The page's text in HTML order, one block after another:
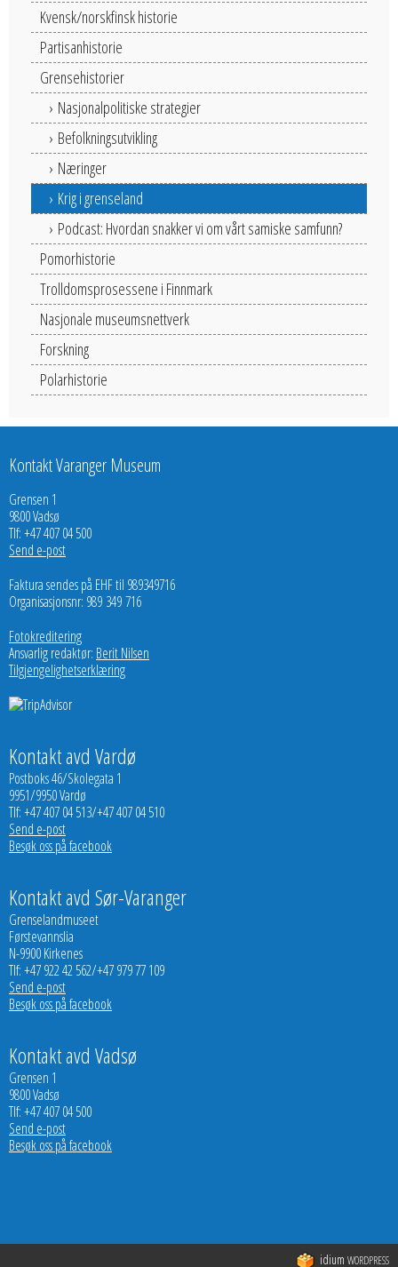
Kvensk/norskfinsk historie
Partisanhistorie
Grensehistorier
Nasjonalpolitiske strategier
Befolkningsutvikling
Næringer
Krig i grenseland
Podcast: Hvordan snakker vi om vårt samiske samfunn?
Pomorhistorie
Trolldomsprosessene i Finnmark
Nasjonale museumsnettverk
Forskning
Polarhistorie
Kontakt Varanger Museum
Grensen 1
9800 Vadsø
Tlf: +47 407 04 500
Send e-post
Faktura sendes på EHF til 989349716
Organisasjonsnr: 989 349 716
Fotokreditering
Ansvarlig redaktør: Berit Nilsen
Tilgjengelighetserklæring
Kontakt avd Vardø
Postboks 46/Skolegata 1
9951/9950 Vardø
Tlf: +47 407 04 513/+47 407 04 510
Send e-post
Besøk oss på facebook
Kontakt avd Sør-Varanger
Grenselandmuseet
Førstevannslia
N-9900 Kirkenes
Tlf: +47 922 42 562/+47 979 77 109
Send e-post
Besøk oss på facebook
Kontakt avd Vadsø
Grensen 1
9800 Vadsø
Tlf: +47 407 04 500
Send e-post
Besøk oss på facebook
idium WORDPRESS